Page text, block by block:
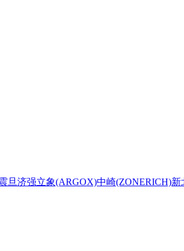
旦济强立象(ARGOX)中崎(ZONERICH)新